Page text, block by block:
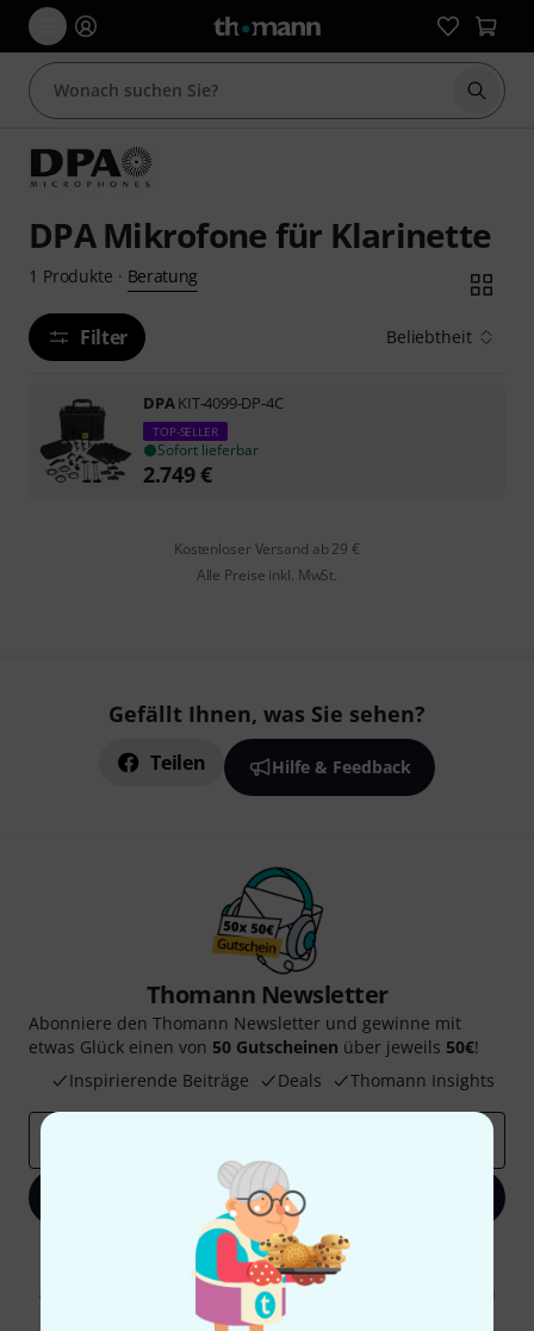
Suche
DPA Mikrofone für Klarinette
1 Produkte · Beratung
Filter Beliebtheit
DPAKIT-4099-DP-4C
TOP-SELLER
Sofort lieferbar
2.749€
Kostenloser Versand ab 29 €
Alle Preise inkl. MwSt.
Gefällt Ihnen, was Sie sehen?
Teilen Hilfe & Feedback
Thomann Newsletter
Abonniere den Thomann Newsletter und gewinne mit
etwas Glück einen von 50 Gutscheinen über jeweils 50€!
Inspirierende Beiträge
Deals Thomann Insights
Jetzt anmelden
Mit Klick auf „Jetzt anmelden“ stimmen Sie dem Erhalt von E-Mail-
Werbung und einer Messung des E-Mail-Nutzungsverhaltens zu. Die
Abmeldung ist jederzeit möglich. Weitere Informationen finden Sie in
unseren
Datenschutzhinweisen